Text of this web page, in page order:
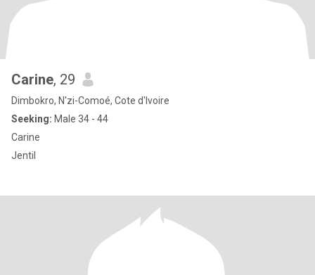
Carine, 29
Dimbokro, N'zi-Comoé, Cote d'Ivoire
Seeking: Male 34 - 44
Carine
Jentil